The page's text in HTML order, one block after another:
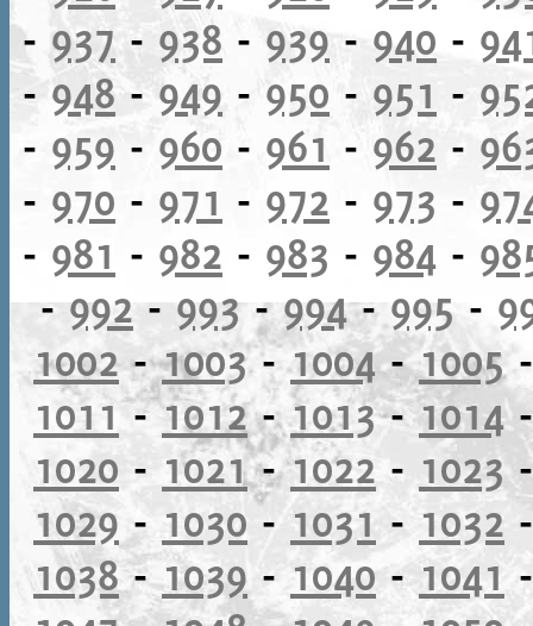
- 937-938 - 939- 940 -
-948-949 - 950 - 951 -
- 959 - 960 - 961 - 962 -
- 970 - 971 - 972 - 973 -
- 981 - 982 - 983 - 984 -
-992-993-994- 995 -
1002-1003-1004-1005
1011-1012-1013-1014
1020 - 1021-1022 - 1023
1029 -1030- 1031 -1032
1038-1039 - 1040- 1041